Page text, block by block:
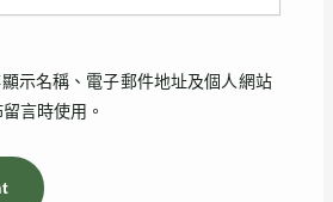
示名稱、電子郵件地址及個人網站
言時使用。